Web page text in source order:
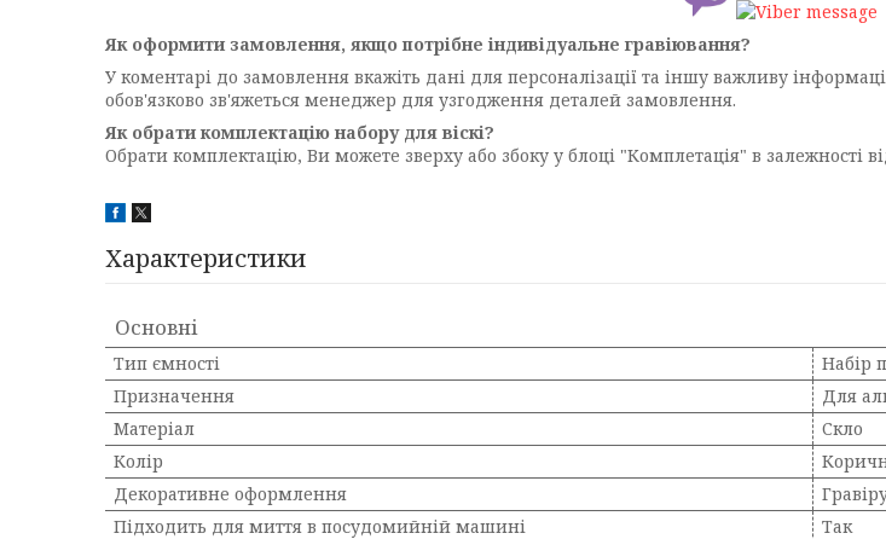
Як оформити замовлення, якщо потрібне індивідуальне гравіювання?
У коментарі до замовлення вкажіть дані для персоналізації та іншу важливу
обов'язково зв'яжеться менеджер для узгодження деталей замовлення.
Як обрати комплектацію набору для віскі?
Обрати комплектацію, Ви можете зверху або збоку у блоці "Комплетація" в залежності
Характеристики
Основні
Тип ємності
Набір
Призначення
Для
Матеріал
Скло
Колір
Декоративне оформлення
Підходить для миття в посудомийній машині
Так